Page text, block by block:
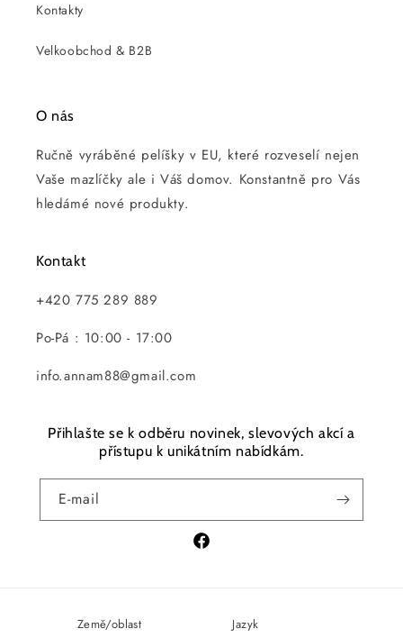
Kontakty
Velkoobchod & B2B
O nás
Ručně vyráběné pelíšky v EU, které rozveselí nejen
Vaše mazlíčky ale i Váš domov. Konstantně pro Vás
hledámé nové produkty.
Kontakt
+420 775 289 889
Po-Pá : 10:00 - 17:00
info.annam88@gmail.com
Přihlašte se k odběru novinek, slevových akcí a
přístupu k unikátním nabídkám.
E-mail
Facebook
Země/oblast Jazyk